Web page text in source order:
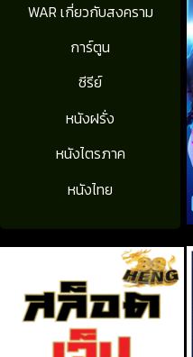
WAR เกี่ยวกับสงคราม
การ์ตูน
ซีรีย์
หนังฝรั่ง
หนังไตรภาค
หนังไทย